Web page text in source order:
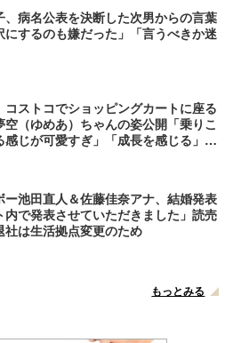
、病名公表を決断した次男からの言葉
にするのも嫌だった」「言うべきか迷
コストコでショッピングカートに座る
空（ゆめあ）ちゃんの姿公開「乗りこ
感じが可愛すぎ」「成長を感じる」の
ー池田直人＆佐藤佳奈アナ、結婚発表
内で発表させていただきました」読売
社は生活拠点変更のため
もっとみる